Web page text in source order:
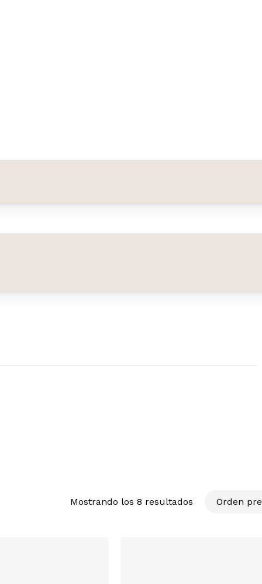
Mostrando los 8 resultados